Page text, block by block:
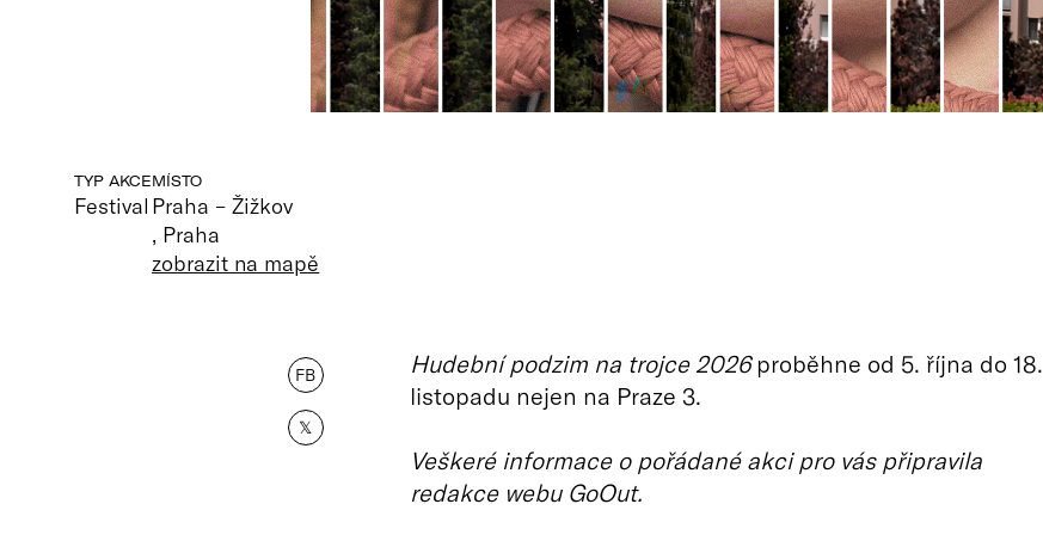
TYP AKCE
Festival
MÍSTO
Praha –⁠ Žižkov
, Praha
zobrazit na mapě
FB
𝕏
Hudební podzim na trojce 2026proběhne od 5. října do 18.
listopadu nejen na Praze 3.
Veškeré informace o pořádané akci pro vás připravila
redakce webu GoOut.